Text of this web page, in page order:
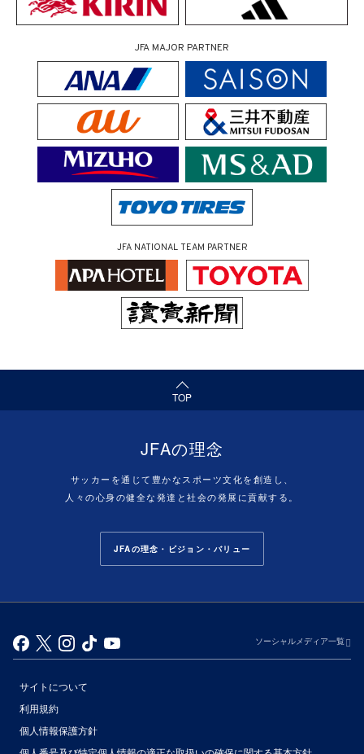
JFA MAJOR PARTNER
JFA NATIONAL TEAM PARTNER
TOP
（ページの先頭へ）
JFAの理念
サッカーを通じて豊かなスポーツ文化を創造し、
人々の心身の健全な発達と社会の発展に貢献する。
JFAの理念・ビジョン・バリュー
ソーシャルメディア一覧
サイトについて
利用規約
個人情報保護方針